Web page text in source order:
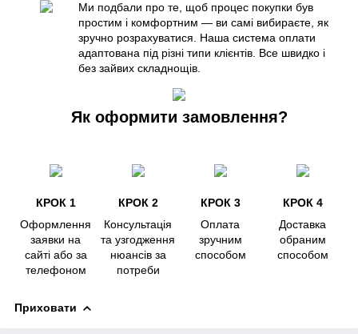
Ми подбали про те, щоб процес покупки був
простим і комфортним — ви самі вибираєте, як
зручно розрахуватися. Наша система оплати
адаптована під різні типи клієнтів. Все швидко і
без зайвих складнощів.
Як оформити замовлення?
КРОК 1
Оформлення
заявки на
сайті або за
телефоном
КРОК 2
Консультація
та узгодження
нюансів за
потреби
КРОК 3
Оплата
зручним
способом
КРОК 4
Доставка
обраним
способом
Приховати